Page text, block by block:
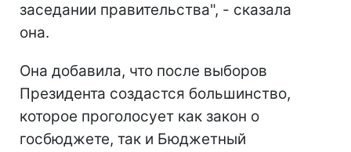
заседании правительства", - сказала
она.
Она добавила, что после выборов
Президента создастся большинство,
которое проголосует как закон о
госбюджете, так и Бюджетный